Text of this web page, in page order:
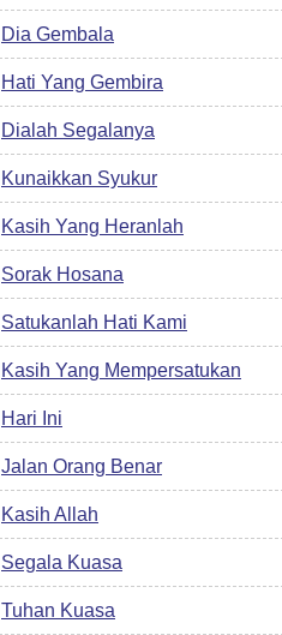
Dia Gembala
Hati Yang Gembira
Dialah Segalanya
Kunaikkan Syukur
Kasih Yang Heranlah
Sorak Hosana
Satukanlah Hati Kami
Kasih Yang Mempersatukan
Hari Ini
Jalan Orang Benar
Kasih Allah
Segala Kuasa
Tuhan Kuasa